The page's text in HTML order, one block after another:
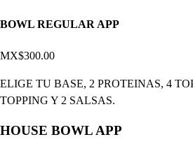
BOWL REGULAR APP
MX$300.00
ELIGE TU BASE, 2 PROTEINAS, 4
TOPPING Y 2 SALSAS.
HOUSE BOWL APP